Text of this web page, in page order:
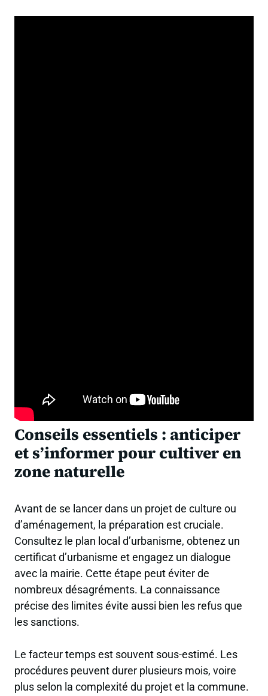
Conseils essentiels : anticiper
et s’informer pour cultiver en
zone naturelle
Avant de se lancer dans un projet de culture ou
d’aménagement, la préparation est cruciale.
Consultez le plan local d’urbanisme, obtenez un
certificat d’urbanisme et engagez un dialogue
avec la mairie. Cette étape peut éviter de
nombreux désagréments. La connaissance
précise des limites évite aussi bien les refus que
les sanctions.
Le facteur temps est souvent sous-estimé. Les
procédures peuvent durer plusieurs mois, voire
plus selon la complexité du projet et la commune.